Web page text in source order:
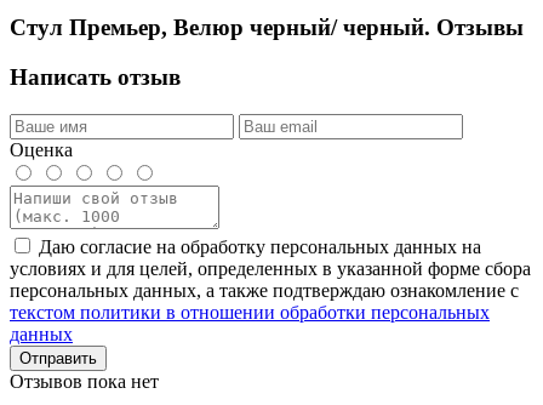
Стул Премьер, Велюр черный/ черный. Отзывы
Написать отзыв
Оценка
Даю согласие на обработку персональных данных на
условиях и для целей, определенных в указанной форме сбора
персональных данных, а также подтверждаю ознакомление с
текстом политики в отношении обработки персональных
данных
Отправить
Отзывов пока нет